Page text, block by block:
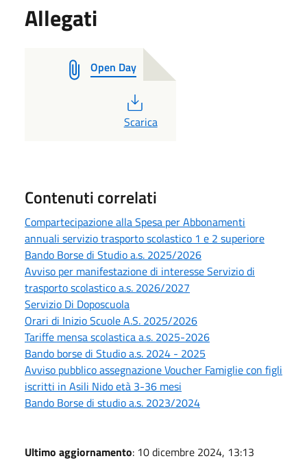
Allegati
Open Day
PDF
Scarica
Contenuti correlati
Compartecipazione alla Spesa per Abbonamenti
annuali servizio trasporto scolastico 1 e 2 superiore
Bando Borse di Studio a.s. 2025/2026
Avviso per manifestazione di interesse Servizio di
trasporto scolastico a.s. 2026/2027
Servizio Di Doposcuola
Orari di Inizio Scuole A.S. 2025/2026
Tariffe mensa scolastica a.s. 2025-2026
Bando borse di Studio a.s. 2024 - 2025
Avviso pubblico assegnazione Voucher Famiglie con figli
iscritti in Asili Nido età 3-36 mesi
Bando Borse di studio a.s. 2023/2024
Ultimo aggiornamento: 10 dicembre 2024, 13:13